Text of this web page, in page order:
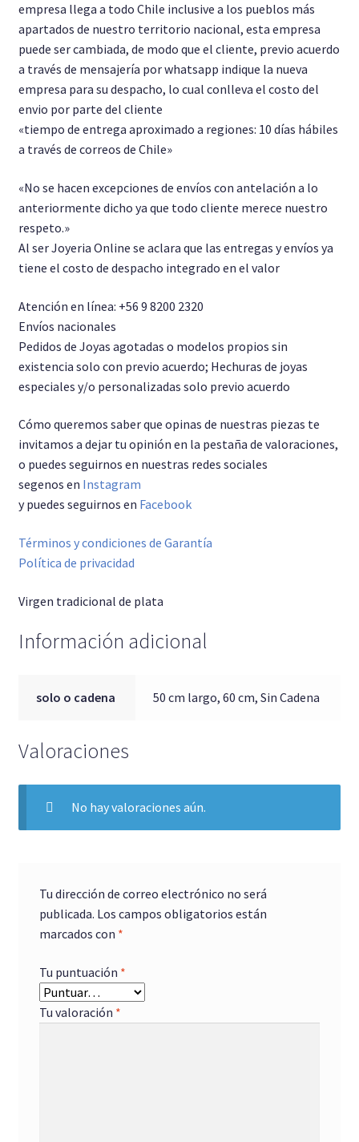
empresa llega a todo Chile inclusive a los pueblos más
apartados de nuestro territorio nacional, esta empresa
puede ser cambiada, de modo que el cliente, previo acuerdo
a través de mensajería por whatsapp indique la nueva
empresa para su despacho, lo cual conlleva el costo del
envio por parte del cliente
«tiempo de entrega aproximado a regiones: 10 días hábiles
a través de correos de Chile»
«No se hacen excepciones de envíos con antelación a lo
anteriormente dicho ya que todo cliente merece nuestro
respeto.»
Al ser Joyeria Online se aclara que las entregas y envíos ya
tiene el costo de despacho integrado en el valor
Atención en línea: +56 9 8200 2320
Envíos nacionales
Pedidos de Joyas agotadas o modelos propios sin
existencia solo con previo acuerdo; Hechuras de joyas
especiales y/o personalizadas solo previo acuerdo
Cómo queremos saber que opinas de nuestras piezas te
invitamos a dejar tu opinión en la pestaña de valoraciones,
o puedes seguirnos en nuestras redes sociales
segenos en Instagram
y puedes seguirnos en Facebook
Términos y condiciones de Garantía
Política de privacidad
Virgen tradicional de plata
Información adicional
solo o cadena 50 cm largo, 60 cm, Sin Cadena
Valoraciones
No hay valoraciones aún.
Tu dirección de correo electrónico no será
publicada. Los campos obligatorios están
marcados con *
Tu puntuación *
Tu valoración *